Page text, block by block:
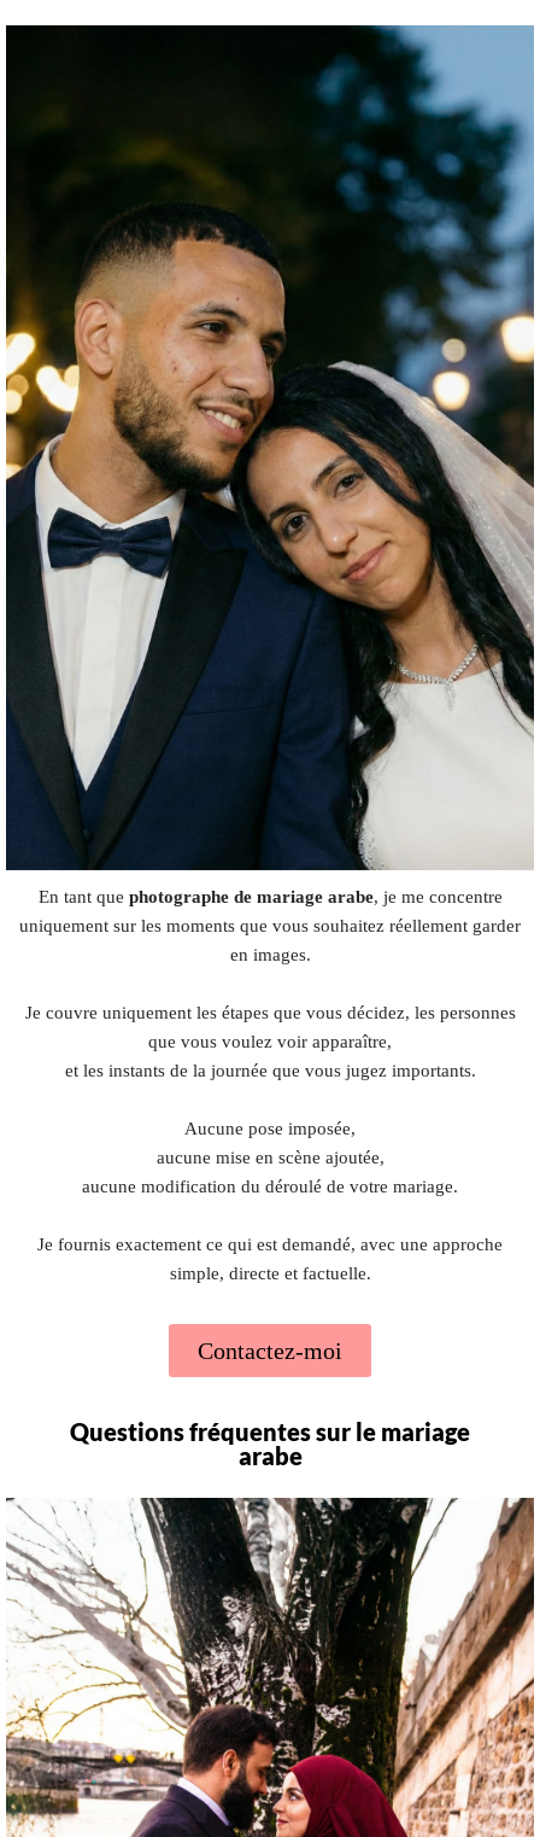
En tant que photographe de mariage arabe, je me concentre
uniquement sur les moments que vous souhaitez réellement garder
en images.
Je couvre uniquement les étapes que vous décidez, les personnes
que vous voulez voir apparaître,
et les instants de la journée que vous jugez importants.
Aucune pose imposée,
aucune mise en scène ajoutée,
aucune modification du déroulé de votre mariage.
Je fournis exactement ce qui est demandé, avec une approche
simple, directe et factuelle.
Contactez-moi
Questions fréquentes sur le mariage
arabe